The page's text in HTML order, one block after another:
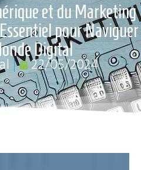
et du Marketing
pour Naviguer
Digital
22/05/2024